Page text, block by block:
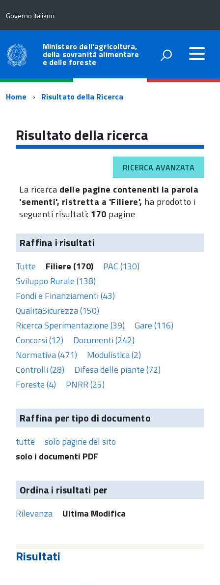
Governo Italiano
Ministero dell'agricoltura,
della sovranità alimentare
e delle foreste
Percorso
navigazione
Home Risultato della Ricerca
Risultato della ricerca
RICERCA AVANZATA
La ricerca delle pagine contenenti la parola
'sementi', ristretta a 'Filiere', ha prodotto i
seguenti risultati: 170 pagine
Raffina i risultati
Tutte Filiere (170)
PAC (130)
Sviluppo Rurale (138)
Fondi e Finanziamenti (43)
QualitaSicurezza (150)
Ricerca Sperimentazione (39)
Gare (116)
Concorsi (12)
Documenti (242)
Normativa (471)
Modulistica (2)
Controlli (28)
Difesa delle piante (72)
Foreste (4)
PNRR (25)
Raffina per tipo di documento
tutte
solo pagine del sito
solo i documenti PDF
Ordina i risultati per
Rilevanza Ultima Modifica
Risultati